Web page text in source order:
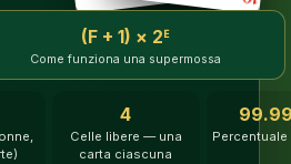
(F + 1) × 2ᴱ
Come funziona una supermossa
4
Celle libere — una
carta ciascuna